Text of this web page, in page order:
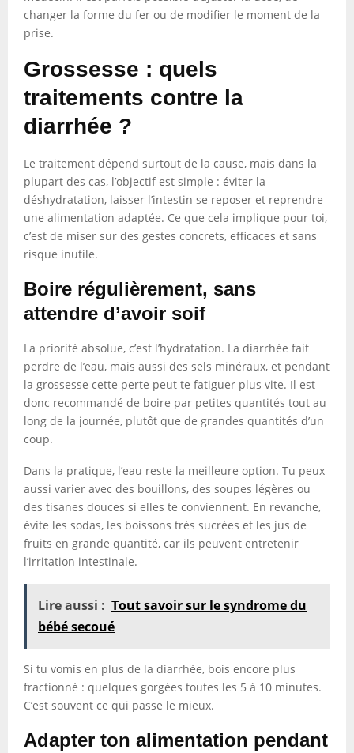
changer la forme du fer ou de modifier le moment de la
prise.
Grossesse : quels
traitements contre la
diarrhée ?
Le traitement dépend surtout de la cause, mais dans la
plupart des cas, l’objectif est simple : éviter la
déshydratation, laisser l’intestin se reposer et reprendre
une alimentation adaptée. Ce que cela implique pour toi,
c’est de miser sur des gestes concrets, efficaces et sans
risque inutile.
Boire régulièrement, sans
attendre d’avoir soif
La priorité absolue, c’est l’hydratation. La diarrhée fait
perdre de l’eau, mais aussi des sels minéraux, et pendant
la grossesse cette perte peut te fatiguer plus vite. Il est
donc recommandé de boire par petites quantités tout au
long de la journée, plutôt que de grandes quantités d’un
coup.
Dans la pratique, l’eau reste la meilleure option. Tu peux
aussi varier avec des bouillons, des soupes légères ou
des tisanes douces si elles te conviennent. En revanche,
évite les sodas, les boissons très sucrées et les jus de
fruits en grande quantité, car ils peuvent entretenir
l’irritation intestinale.
Lire aussi : Tout savoir sur le syndrome du
bébé secoué
Si tu vomis en plus de la diarrhée, bois encore plus
fractionné : quelques gorgées toutes les 5 à 10 minutes.
C’est souvent ce qui passe le mieux.
Adapter ton alimentation pendant